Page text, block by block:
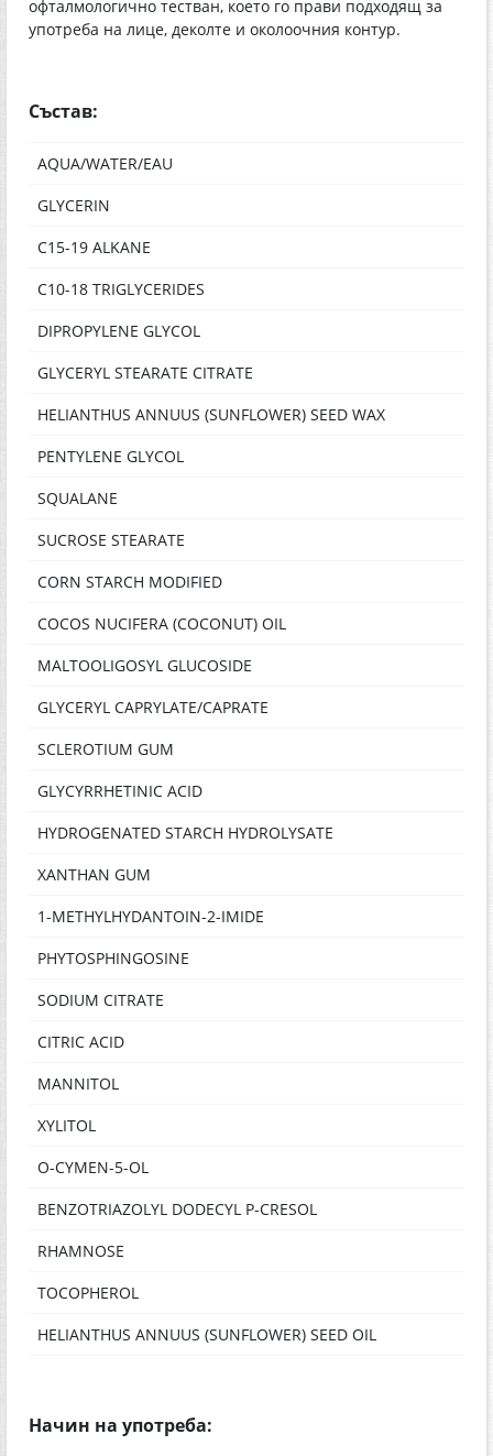
офталмологично тестван, което го прави подходящ за
употреба на лице, деколте и околоочния контур.
Състав:
AQUA/WATER/EAU
GLYCERIN
C15-19 ALKANE
C10-18 TRIGLYCERIDES
DIPROPYLENE GLYCOL
GLYCERYL STEARATE CITRATE
HELIANTHUS ANNUUS (SUNFLOWER) SEED WAX
PENTYLENE GLYCOL
SQUALANE
SUCROSE STEARATE
CORN STARCH MODIFIED
COCOS NUCIFERA (COCONUT) OIL
MALTOOLIGOSYL GLUCOSIDE
GLYCERYL CAPRYLATE/CAPRATE
SCLEROTIUM GUM
GLYCYRRHETINIC ACID
HYDROGENATED STARCH HYDROLYSATE
XANTHAN GUM
1-METHYLHYDANTOIN-2-IMIDE
PHYTOSPHINGOSINE
SODIUM CITRATE
CITRIC ACID
MANNITOL
XYLITOL
O-CYMEN-5-OL
BENZOTRIAZOLYL DODECYL P-CRESOL
RHAMNOSE
TOCOPHEROL
HELIANTHUS ANNUUS (SUNFLOWER) SEED OIL
Начин на употреба: